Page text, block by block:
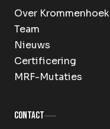
Over Krommenhoek
Team
Nieuws
Certificering
MRF-Mutaties
Contact